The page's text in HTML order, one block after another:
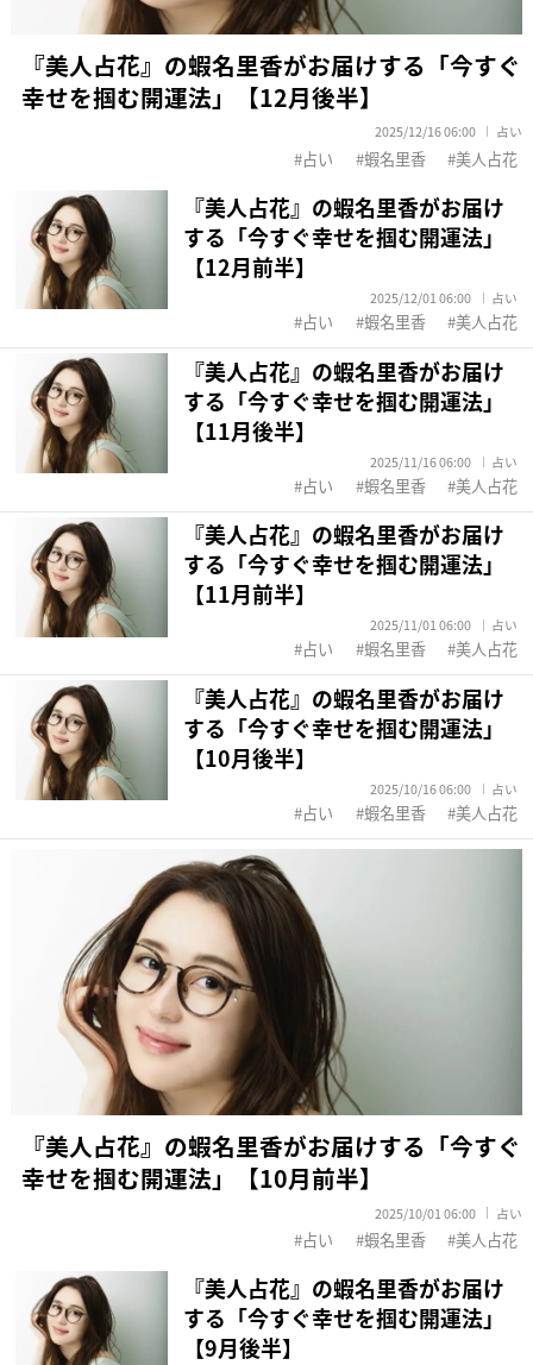
『美人占花』の蝦名里香がお届けする「今すぐ
幸せを掴む開運法」【12月後半】
2025/12/16 06:00 占い
占い 蝦名里香 美人占花
『美人占花』の蝦名里香がお届け
する「今すぐ幸せを掴む開運法」
【12月前半】
2025/12/01 06:00 占い
占い 蝦名里香 美人占花
『美人占花』の蝦名里香がお届け
する「今すぐ幸せを掴む開運法」
【11月後半】
2025/11/16 06:00 占い
占い 蝦名里香 美人占花
『美人占花』の蝦名里香がお届け
する「今すぐ幸せを掴む開運法」
【11月前半】
2025/11/01 06:00 占い
占い 蝦名里香 美人占花
『美人占花』の蝦名里香がお届け
する「今すぐ幸せを掴む開運法」
【10月後半】
2025/10/16 06:00 占い
占い 蝦名里香 美人占花
『美人占花』の蝦名里香がお届けする「今すぐ
幸せを掴む開運法」【10月前半】
2025/10/01 06:00 占い
占い 蝦名里香 美人占花
『美人占花』の蝦名里香がお届け
する「今すぐ幸せを掴む開運法」
【9月後半】